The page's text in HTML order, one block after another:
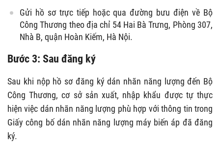
Gửi hồ sơ trực tiếp hoặc qua đường bưu điện về Bộ
Công Thương theo địa chỉ 54 Hai Bà Trưng, Phòng 307,
Nhà B, quận Hoàn Kiếm, Hà Nội.
Bước 3: Sau đăng ký
Sau khi nộp hồ sơ đăng ký dán nhãn năng lượng đến Bộ
Công Thương, cơ sở sản xuất, nhập khẩu được tự thực
hiện việc dán nhãn năng lượng phù hợp với thông tin trong
Giấy công bố dán nhãn năng lượng máy biến áp đã đăng
ký.